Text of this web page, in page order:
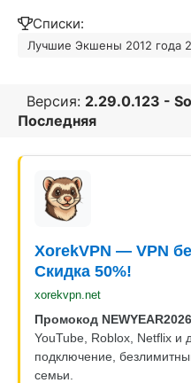
Списки:
Лучшие Экшены 2012 года
Версия: 2.29.0.123 -
Последняя
XorekVPN — VPN
Скидка 50%!
xorekvpn.net
Промокод
YouTube, Roblox, Netflix и
подключение,
семьи.